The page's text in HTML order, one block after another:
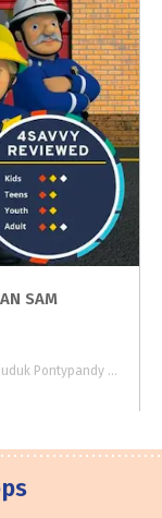
SAM⠀
menitundefinedvideo SINOPSIS:⠀Aktivitas penduduk Pontypandy dan Sam yang bekerja sebagai pemadam kebakaran.⠀ ⠀